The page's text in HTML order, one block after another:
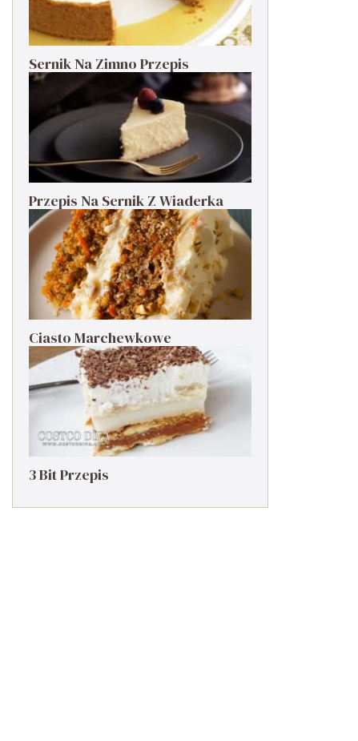
Sernik Na Zimno Przepis
Przepis Na Sernik Z Wiaderka
Ciasto Marchewkowe
3 Bit Przepis